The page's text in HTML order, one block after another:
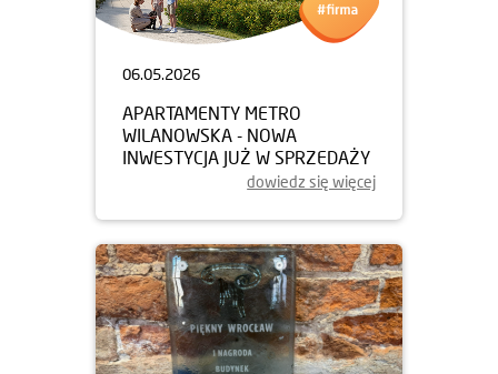
06.05.2026
APARTAMENTY METRO
WILANOWSKA - NOWA
INWESTYCJA JUŻ W SPRZEDAŻY
dowiedz się więcej